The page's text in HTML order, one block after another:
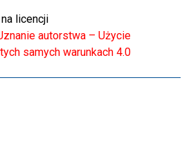
licencji
autorstwa – Użycie
samych warunkach 4.0